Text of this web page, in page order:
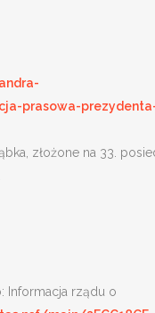
prasowa-
złożone na 33.
Informacja rządu o